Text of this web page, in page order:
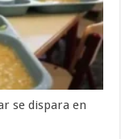
se dispara en